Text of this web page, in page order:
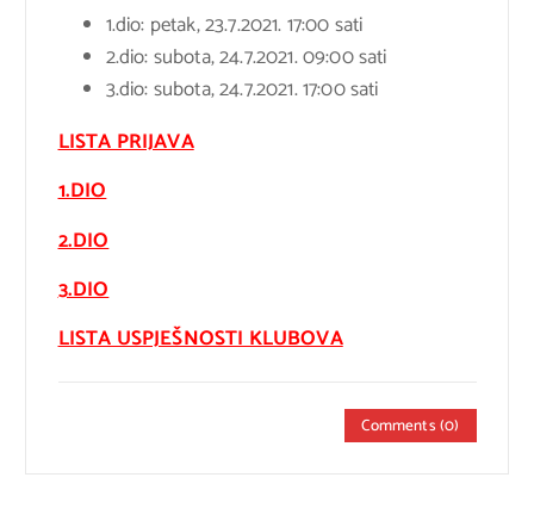
1.dio: petak, 23.7.2021. 17:00 sati
2.dio: subota, 24.7.2021. 09:00 sati
3.dio: subota, 24.7.2021. 17:00 sati
LISTA PRIJAVA
1.DIO
2.DIO
3.DIO
LISTA USPJEŠNOSTI KLUBOVA
Comments (0)